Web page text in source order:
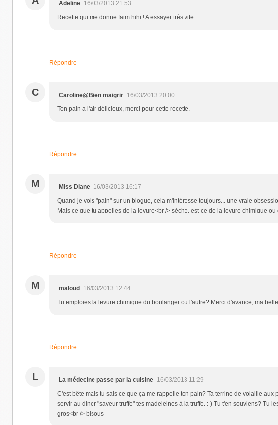
Adeline 16/03/2013 21:53
Recette qui me donne faim hihi ! A essayer très vite ...
Répondre
C Caroline@Bien maigrir 16/03/2013 20:00
Ton pain a l'air délicieux, merci pour cette recette.
Répondre
M Miss Diane 16/03/2013 16:17
Quand je vois "pain" sur un blogue, cela m'intéresse toujours... une vraie
Mais ce que tu appelles de la levure<br /> sèche, est-ce de la levure chimique
Répondre
M maloud 16/03/2013 12:44
Tu emploies la levure chimique du boulanger ou l'autre? Merci d'avance, ma belle
Répondre
L La médecine passe par la cuisine 16/03/2013 11:29
C'est bête mais tu sais ce que ça me rappelle ton pain? Ta terrine de volaille
servir au diner "saveur truffe" tes madeleines à la truffe. :-) Tu t'en souviens? Tu
gros<br /> bisous